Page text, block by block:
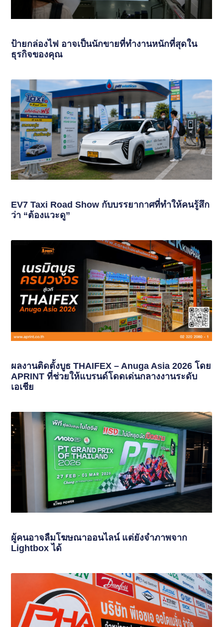
ป้ายกล่องไฟ อาจเป็นนักขายที่ทำงานหนักที่สุดใน
ธุรกิจของคุณ
EV7 Taxi Road Show กับบรรยากาศที่ทำให้คนรู้สึก
ว่า “ต้องแวะดู”
ผลงานติดตั้งบูธ THAIFEX – Anuga Asia 2026 โดย
APRINT ที่ช่วยให้แบรนด์โดดเด่นกลางงานระดับ
เอเชีย
ผู้คนอาจลืมโฆษณาออนไลน์ แต่ยังจำภาพจาก
Lightbox ได้